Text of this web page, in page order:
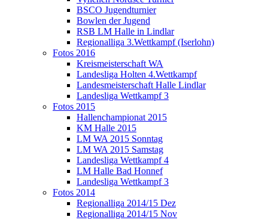
BSCO Jugendturnier
Bowlen der Jugend
RSB LM Halle in Lindlar
Regionalliga 3.Wettkampf (Iserlohn)
Fotos 2016
Kreismeisterschaft WA
Landesliga Holten 4.Wettkampf
Landesmeisterschaft Halle Lindlar
Landesliga Wettkampf 3
Fotos 2015
Hallenchampionat 2015
KM Halle 2015
LM WA 2015 Sonntag
LM WA 2015 Samstag
Landesliga Wettkampf 4
LM Halle Bad Honnef
Landesliga Wettkampf 3
Fotos 2014
Regionalliga 2014/15 Dez
Regionalliga 2014/15 Nov